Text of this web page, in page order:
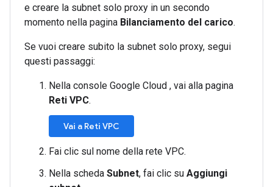
e creare la subnet solo proxy in un secondo
momento nella pagina Bilanciamento del carico.
Se vuoi creare subito la subnet solo proxy, segui
questi passaggi:
Nella console Google Cloud , vai alla pagina
Reti VPC.
Vai a Reti VPC
Fai clic sul nome della rete VPC.
Nella scheda Subnet, fai clic su Aggiungi